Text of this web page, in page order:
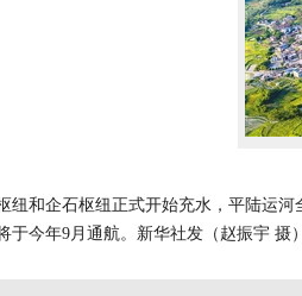
纽和企石枢纽正式开始充水，平陆运
于今年9月通航。新华社发（赵振宇 摄